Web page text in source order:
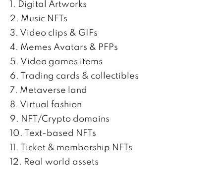
1. Digital Artworks
2. Music NFTs
3. Video clips & GIFs
4. Memes Avatars & PFPs
5. Video games items
6. Trading cards & collectibles
7. Metaverse land
8. Virtual fashion
9. NFT/Crypto domains
10. Text-based NFTs
11. Ticket & membership NFTs
12. Real world assets